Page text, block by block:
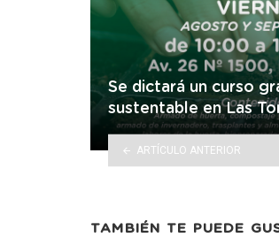
Se dictará un curso
sustentable en Las
ARTÍCULO ANTERIOR
TAMBIÉN TE PUEDE